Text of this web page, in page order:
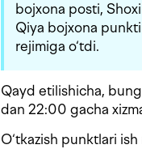
bojxona posti,
Qiya bojxona
rejimiga o‘tdi.
Qayd etilishicha,
dan 22:00 gacha
O‘tkazish punktlari